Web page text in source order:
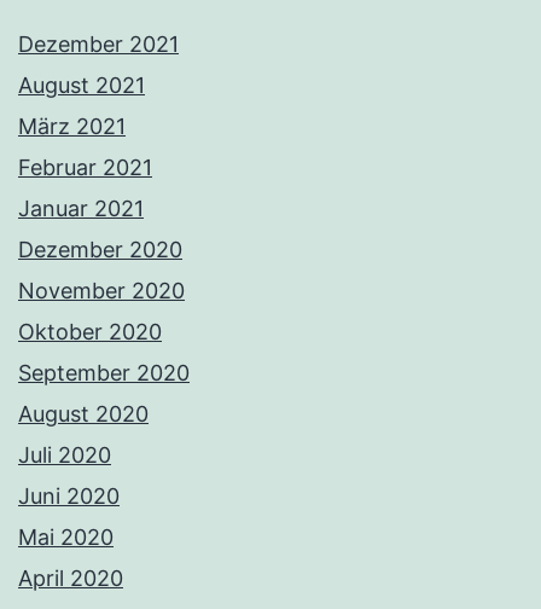
Dezember 2021
August 2021
März 2021
Februar 2021
Januar 2021
Dezember 2020
November 2020
Oktober 2020
September 2020
August 2020
Juli 2020
Juni 2020
Mai 2020
April 2020